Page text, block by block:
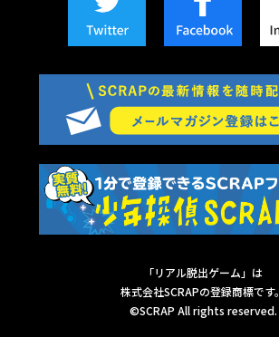
「リアル脱出ゲーム」は
株式会社SCRAPの登録商標です。
©SCRAP All rights reserved.